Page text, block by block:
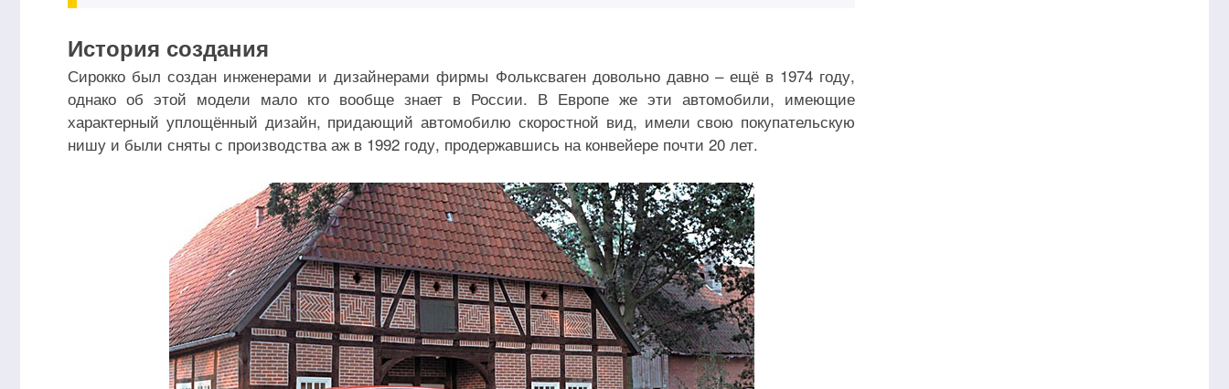
История создания
Сирокко был создан инженерами и дизайнерами фирмы Фольксваген довольно давно – ещё в 1974 году,
однако об этой модели мало кто вообще знает в России. В Европе же эти автомобили, имеющие
характерный уплощённый дизайн, придающий автомобилю скоростной вид, имели свою покупательскую
нишу и были сняты с производства аж в 1992 году, продержавшись на конвейере почти 20 лет.